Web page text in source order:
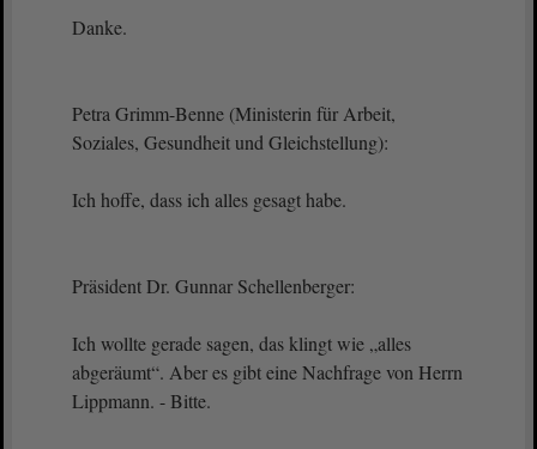
Danke.
Petra Grimm-Benne (Ministerin für Arbeit,
Soziales, Gesundheit und Gleichstellung):
Ich hoffe, dass ich alles gesagt habe.
Präsident Dr. Gunnar Schellenberger:
Ich wollte gerade sagen, das klingt wie „alles
abgeräumt“. Aber es gibt eine Nachfrage von Herrn
Lippmann. - Bitte.